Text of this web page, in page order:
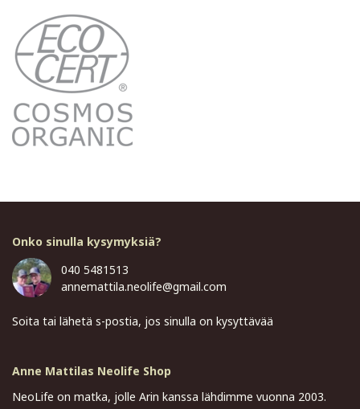
Onko sinulla kysymyksiä?
040 5481513
annemattila.neolife@gmail.com
Soita tai lähetä s-postia, jos sinulla on kysyttävää
Anne Mattilas Neolife Shop
NeoLife on matka, jolle Arin kanssa lähdimme vuonna 2003.